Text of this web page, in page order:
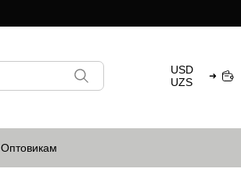
USD
UZS
➜
Оптовикам